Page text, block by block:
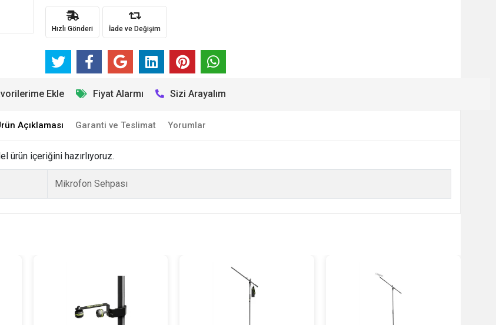
Hızlı Gönderi İade ve Değişim
Ekle Fiyat Alarmı Sizi Arayalım
Açıklaması Garanti ve Teslimat Yorumlar
ürün içeriğini hazırlıyoruz.
Mikrofon Sehpası